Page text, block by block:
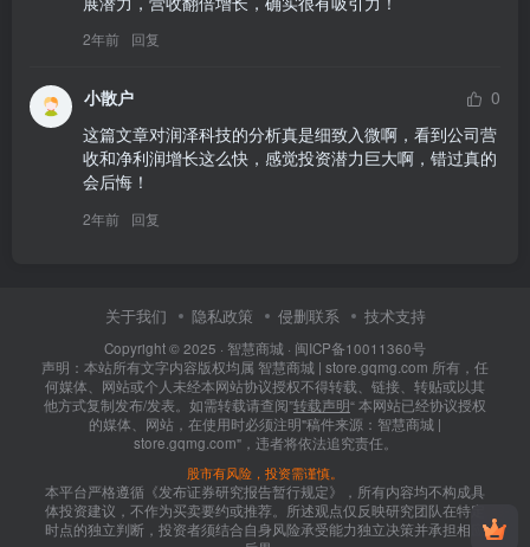
2年前 回复
小散户
0
这篇文章对润泽科技的分析真是细致入微啊，看到公司营
收和净利润增长这么快，感觉投资潜力巨大啊，错过真的
会后悔！
2年前 回复
关于我们 隐私政策 侵删联系 技术支持
Copyright © 2025 · 智慧商城 · 闽ICP备10011360号
声明：本站所有文字内容版权均属 智慧商城 | store.gqmg.com 所有，任
何媒体、网站或个人未经本网站协议授权不得转载、链接、转贴或以其
他方式复制发布/发表。如需转载请查阅”转载声明“ 本网站已经协议授权
的媒体、网站，在使用时必须注明"稿件来源：智慧商城 |
store.gqmg.com"，违者将依法追究责任。
股市有风险，投资需谨慎。
本平台严格遵循《发布证券研究报告暂行规定》，所有内容均不构成具
体投资建议，不作为买卖要约或推荐。所述观点仅反映研究团队在特定
时点的独立判断，投资者须结合自身风险承受能力独立决策并承担相应